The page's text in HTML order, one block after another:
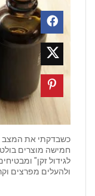
כשבדקתי את המצב
חמישה מוצרים
לגידול זקן"
ולהעלים מפרצים